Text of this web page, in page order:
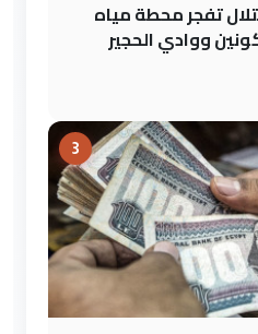
تفجر محطة مياه
ووادي الحجير
3